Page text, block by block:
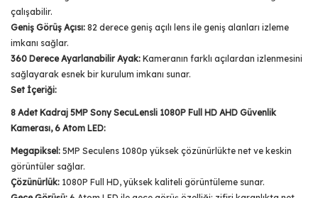
çalışabilir.
Geniş Görüş Açısı: 82 derece geniş açılı lens ile geniş alanları izleme
imkanı sağlar.
360 Derece Ayarlanabilir Ayak: Kameranın farklı açılardan izlenmesini
sağlayarak esnek bir kurulum imkanı sunar.
Set İçeriği:
8 Adet Kadraj 5MP Sony SecuLensli 1080P Full HD AHD Güvenlik
Kamerası, 6 Atom LED:
Megapiksel: 5MP Seculens 1080p yüksek çözünürlükte net ve keskin
görüntüler sağlar.
Çözünürlük: 1080P Full HD, yüksek kaliteli görüntüleme sunar.